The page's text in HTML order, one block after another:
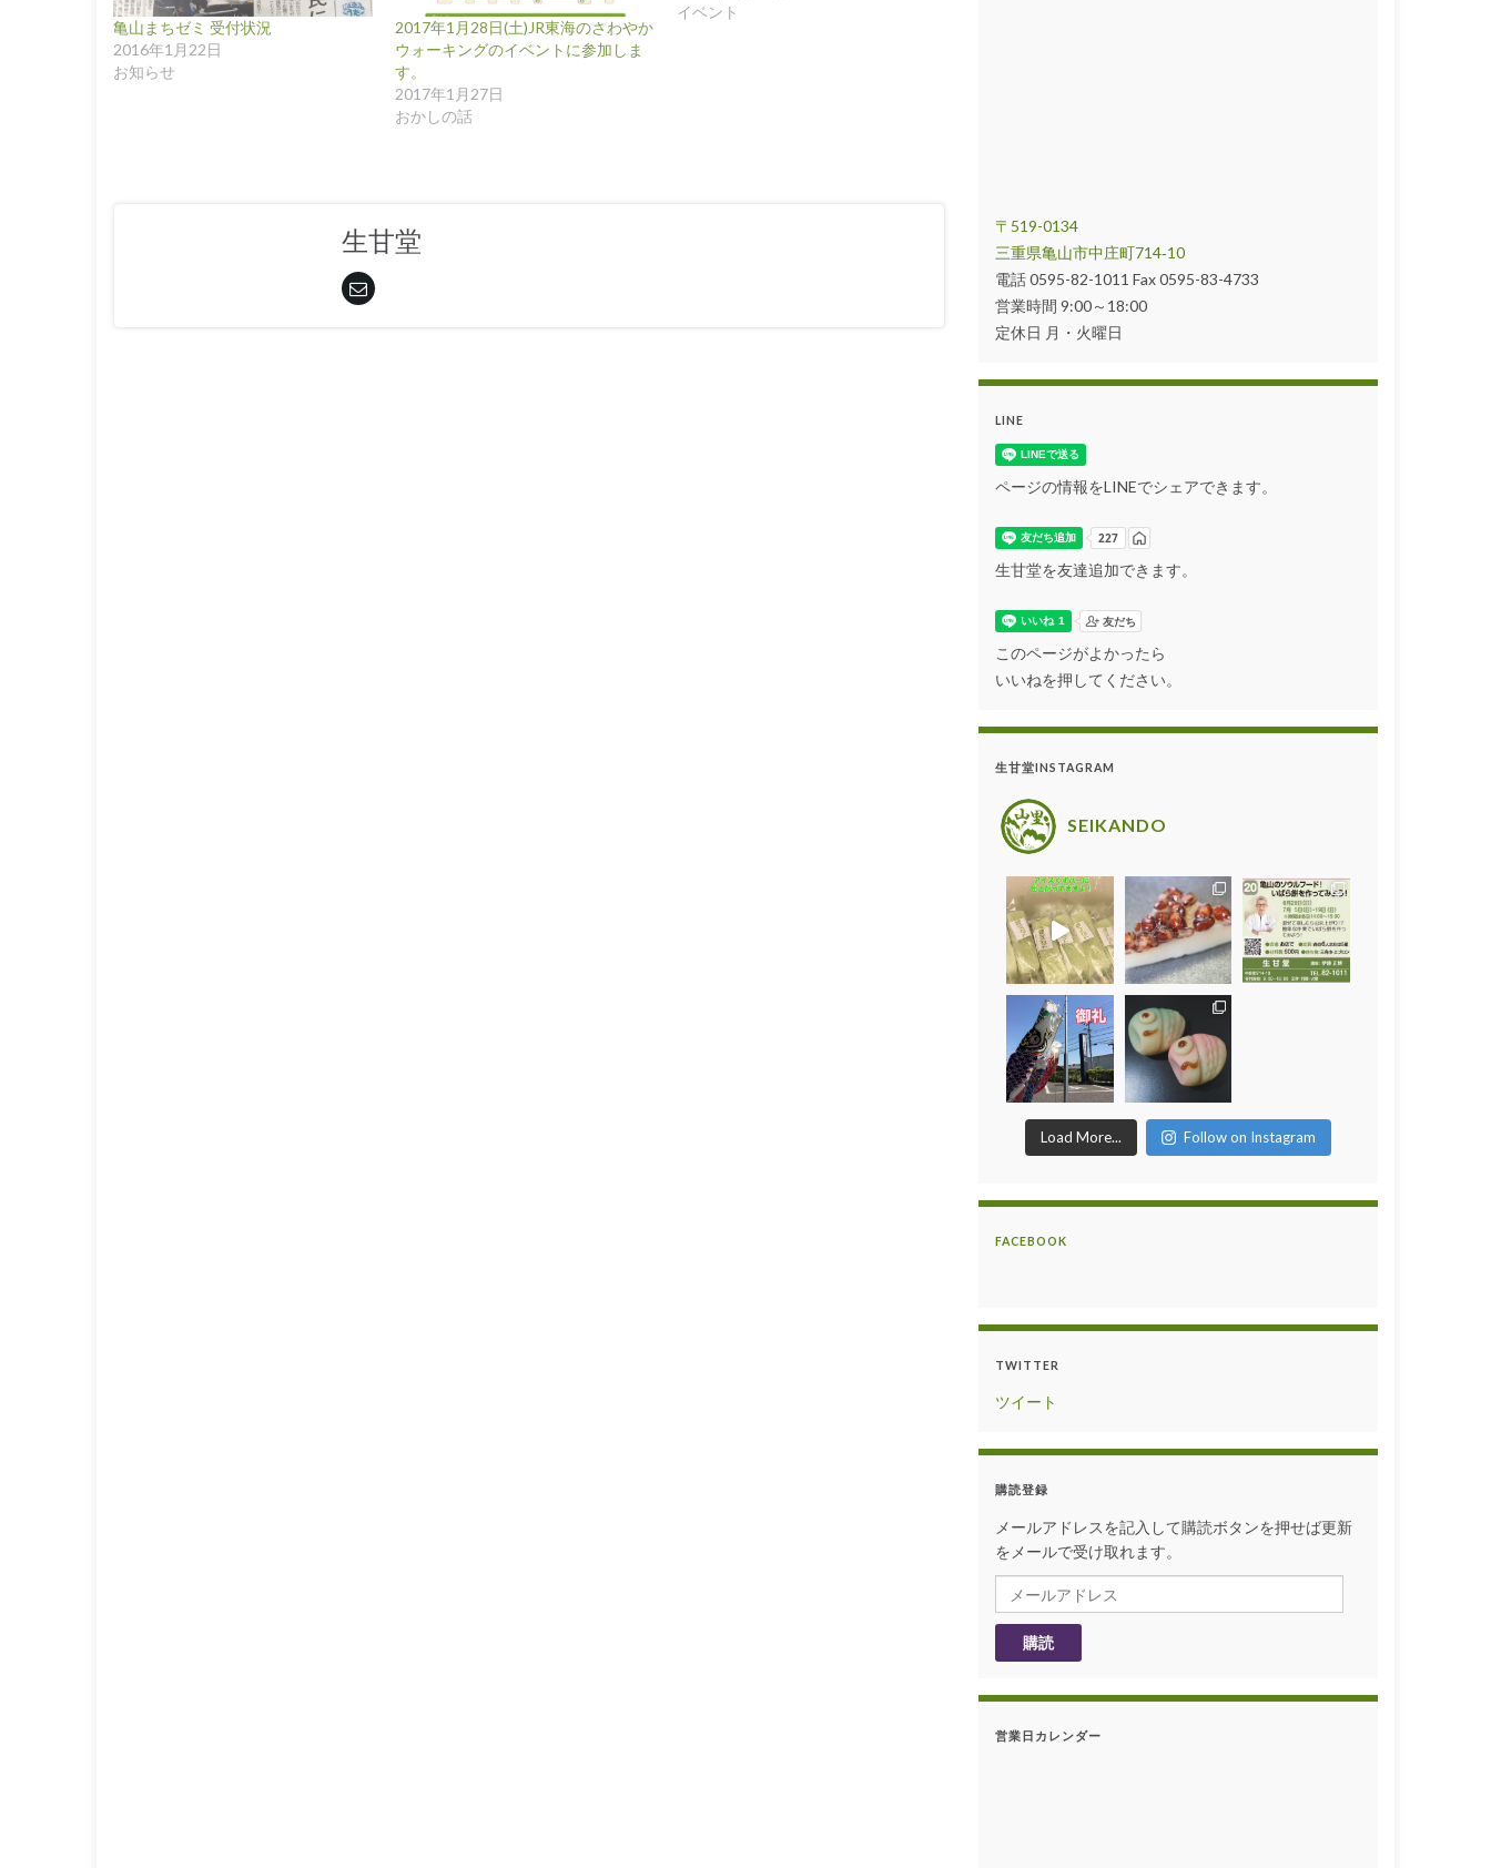
亀山まちゼミ 受付状況
2016年1月22日
お知らせ
2017年1月28日(土)JR東海のさわやか
ウォーキングのイベントに参加しま
す。
2017年1月27日
おかしの話
イベント
生甘堂
〒519-0134
三重県亀山市中庄町714‐10
電話 0595-82-1011 Fax 0595-83-4733
営業時間 9:00～18:00
定休日 月・火曜日
LINE
ページの情報をLINEでシェアできます。
生甘堂を友達追加できます。
このページがよかったら
いいねを押してください。
生甘堂INSTAGRAM
SEIKANDO
Load More... Follow on Instagram
FACEBOOK
TWITTER
ツイート
購読登録
メールアドレスを記入して購読ボタンを押せば更新
をメールで受け取れます。
メールアドレス
購読
営業日カレンダー